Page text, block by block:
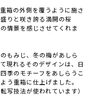
箱の外側を覆うように施さ
りと咲き誇る満開の桜
情景を感じさせてくれま
もみじ、冬の梅があしら
現れるそのデザインは、日
季のモチーフをあしらうこ
う重箱に仕上げました。
写技法が使われています）